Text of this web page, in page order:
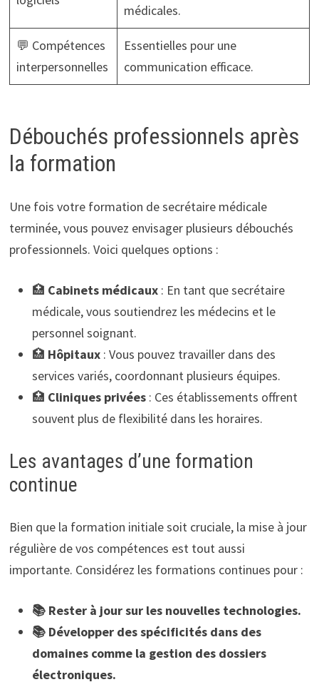
médicales.
💬 Compétences
interpersonnelles
Essentielles pour une
communication efficace.
Débouchés professionnels après
la formation
Une fois votre formation de secrétaire médicale
terminée, vous pouvez envisager plusieurs débouchés
professionnels. Voici quelques options :
🏥 Cabinets médicaux: En tant que secrétaire
médicale, vous soutiendrez les médecins et le
personnel soignant.
🏥 Hôpitaux: Vous pouvez travailler dans des
services variés, coordonnant plusieurs équipes.
🏥 Cliniques privées: Ces établissements offrent
souvent plus de flexibilité dans les horaires.
Les avantages d’une formation
continue
Bien que la formation initiale soit cruciale, la mise à jour
régulière de vos compétences est tout aussi
importante. Considérez les formations continues pour :
📚 Rester à jour sur les nouvelles technologies.
📚 Développer des spécificités dans des
domaines comme la gestion des dossiers
électroniques.